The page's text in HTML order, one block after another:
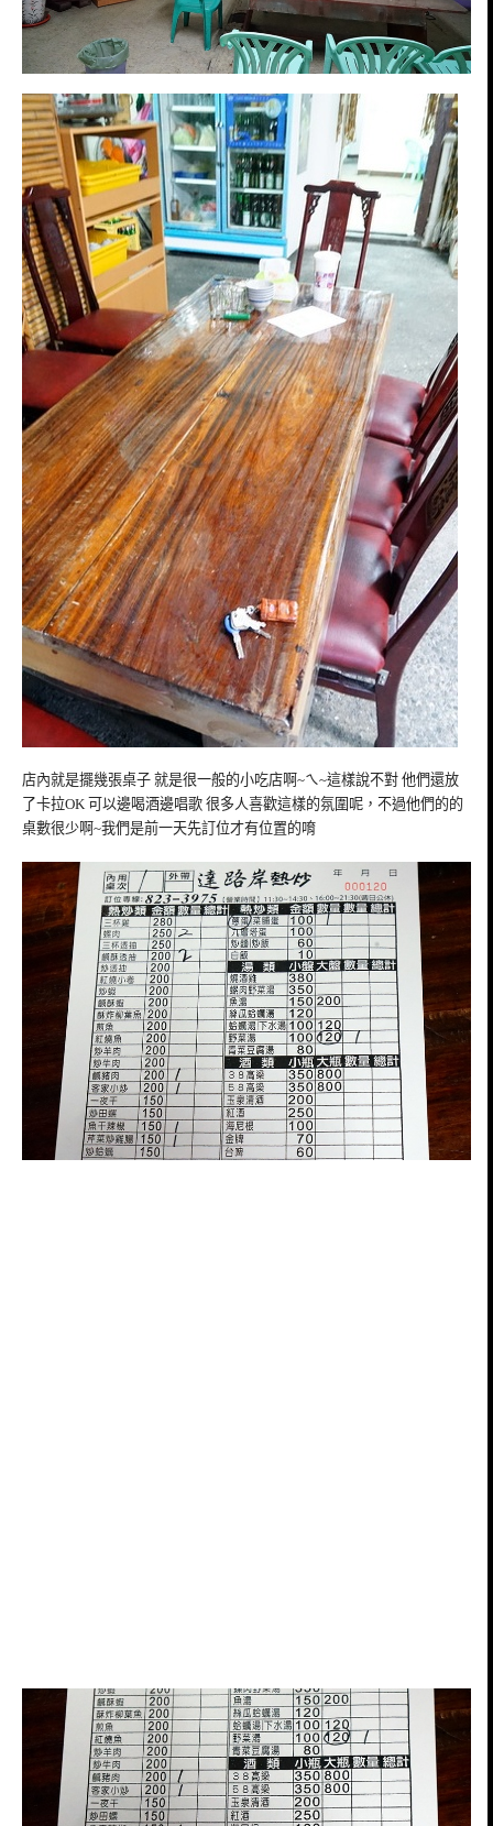
店內就是擺幾張桌子 就是很一般的小吃店啊~ㄟ~這樣說不對 他們還放
了卡拉OK 可以邊喝酒邊唱歌 很多人喜歡這樣的氛圍呢，不過他們的的
桌數很少啊~我們是前一天先訂位才有位置的唷